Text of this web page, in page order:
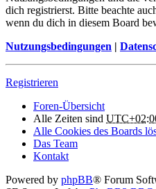
dich registrierst. Bitte beachte
wenn du dich in diesem Board
Nutzungsbedingungen |
Registrieren
Foren-Übersicht
Alle Zeiten sind
Alle Cookies des Boards
Das Team
Kontakt
Powered by phpBB® Forum